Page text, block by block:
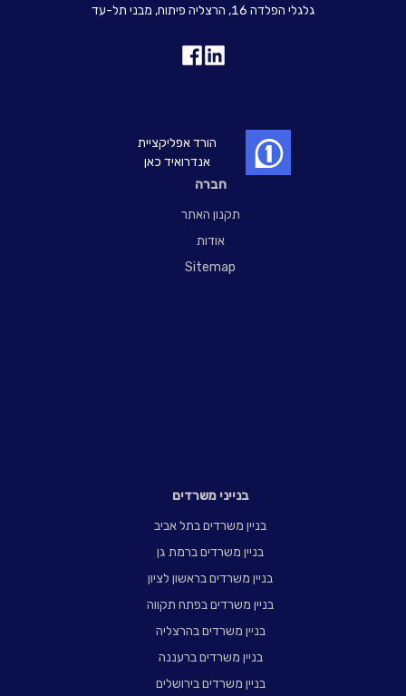
חברה
תקנון האתר
אודות
Sitemap
בנייני משרדים
בניין משרדים בתל אביב
בניין משרדים ברמת גן
בניין משרדים בראשון לציון
בניין משרדים בפתח תקווה
בניין משרדים בהרצליה
בניין משרדים ברעננה
בניין משרדים בירושלים
גלגלי הפלדה 16, הרצליה פיתוח, מבני תל-עד
הורד אפליקציית
אנדרואיד כאן